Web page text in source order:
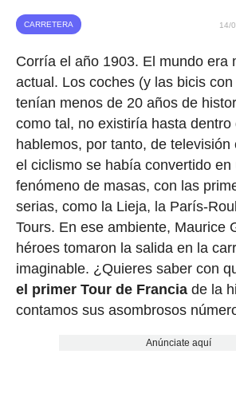
CARRETERA 14/
Corría el año 1903. El mundo era
actual. Los coches (y las bicis
tenían menos de 20 años de
como tal, no existiría hasta dentro
hablemos, por tanto, de televisión
el ciclismo se había convertido en
fenómeno de masas, con las
serias, como la Lieja, la París-
Tours. En ese ambiente, Maurice
héroes tomaron la salida en la
imaginable. ¿Quieres saber con
el primer Tour de Franciade la
contamos sus asombrosos
Anúnciate aquí